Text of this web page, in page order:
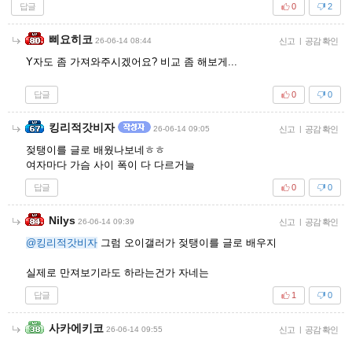
답글 2
0
삐요히코 26-06-14 08:44 신고 | 공감 확인
Y자도 좀 가져와주시겠어요? 비교 좀 해보게...
답글 0
0
킹리적갓비자 26-06-14 09:05 신고 | 공감 확인
젖탱이를 글로 배웠나보네ㅎㅎ
여자마다 가슴 사이 폭이 다 다르거늘
답글 0
0
Nilys 26-06-14 09:39 신고 | 공감 확인
@킹리적갓비자 그럼 오이갤러가 젖탱이를 글로 배우지
실제로 만져보기라도 하라는건가 자네는
답글 0
1
사카에키코 26-06-14 09:55 신고 | 공감 확인